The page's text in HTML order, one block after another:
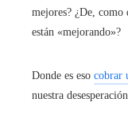
mejores? ¿De, como
están «mejorando»?
Donde es eso cobrar
nuestra